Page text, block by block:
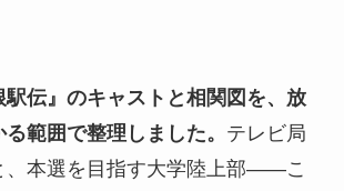
駅伝』のキャストと相関図を、放
範囲で整理しました。 テレビ局
、本選を目指す大学陸上部——こ